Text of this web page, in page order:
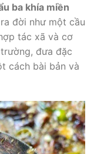
ba khía miền
ra đời như một cầu
tác xã và cơ
đưa đặc
cách bài bản và